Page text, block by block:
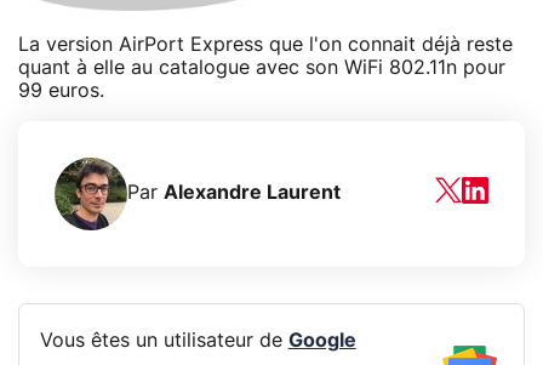
La version AirPort Express que l'on connait déjà reste
quant à elle au catalogue avec son WiFi 802.11n pour
99 euros.
Par Alexandre Laurent
Vous êtes un utilisateur de Google